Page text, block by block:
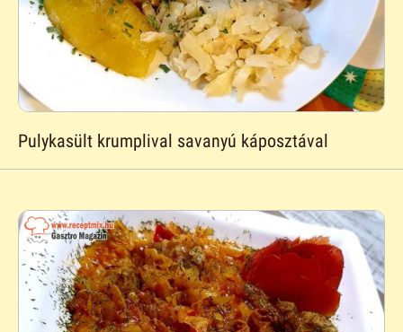
Pulykasült krumplival savanyú káposztával